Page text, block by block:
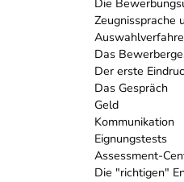
Die
Zeugnissprache
Das
Der erste
Das Gespräch
Geld
Kommunikation
Eignungstests
Assessment-
Die "richtigen"